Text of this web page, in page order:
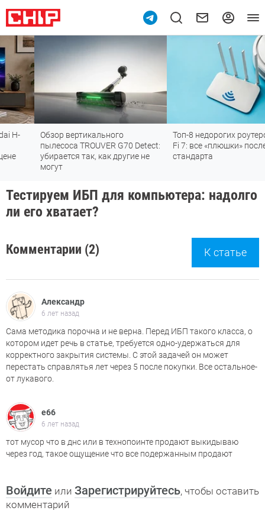
Обзор вертикального
пылесоса TROUVER G70 Detect:
убирается так, как другие не
Топ-8 недорогих роутеров с Wi-
Fi 7: все «плюшки» последнего
стандарта
Тестируем ИБП для компьютера: надолго
ли его хватает?
Комментарии (2) К статье
Александр
6 лет назад
Сама методика порочна и не верна. Перед ИБП такого класса, о
котором идет речь в статье, требуется одно-удержаться для
корректного закрытия системы. С этой задачей он может
перестать справлятья лет через 5 после покупки. Все остальное-
от лукавого.
е66
6 лет назад
тот мусор что в днс или в технопоинте продают выкидываю
через год, такое ощущение что все подержанным продают
Войдите или Зарегистрируйтесь, чтобы оставить
комментарий